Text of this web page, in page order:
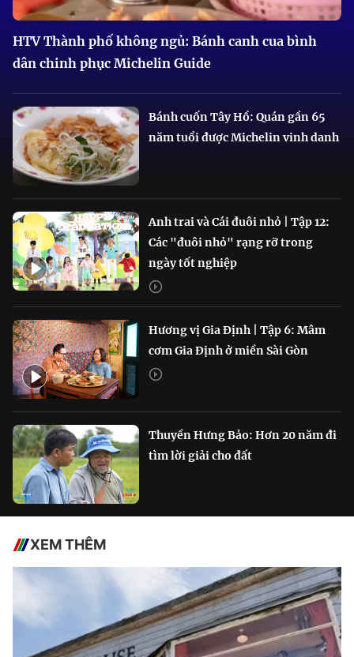
HTV Thành phố không ngủ: Bánh canh cua bình
dân chinh phục Michelin Guide
Bánh cuốn Tây Hồ: Quán gần 65
năm tuổi được Michelin vinh danh
Anh trai và Cái đuôi nhỏ | Tập 12:
Các "đuôi nhỏ" rạng rỡ trong
ngày tốt nghiệp
Hương vị Gia Định | Tập 6: Mâm
cơm Gia Định ở miền Sài Gòn
Thuyền Hưng Bảo: Hơn 20 năm đi
tìm lời giải cho đất
XEM THÊM